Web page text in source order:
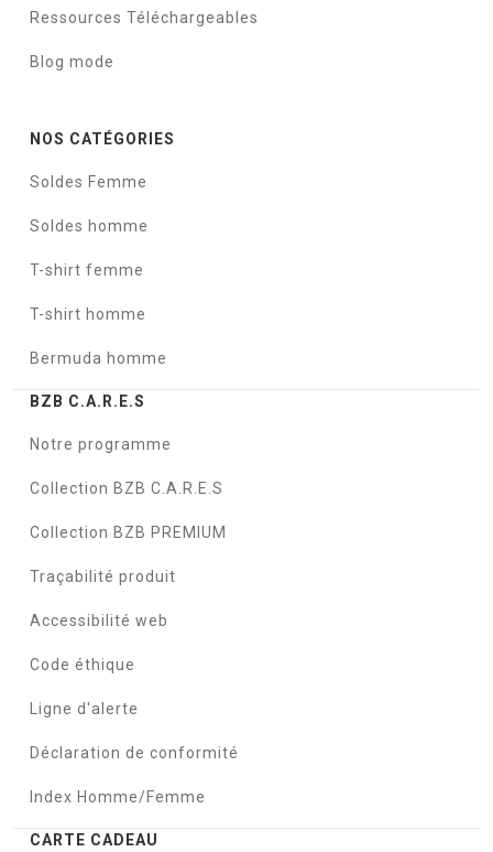
Ressources Téléchargeables
Blog mode
NOS CATÉGORIES
Soldes Femme
Soldes homme
T-shirt femme
T-shirt homme
Bermuda homme
BZB C.A.R.E.S
Notre programme
Collection BZB C.A.R.E.S
Collection BZB PREMIUM
Traçabilité produit
Accessibilité web
Code éthique
Ligne d'alerte
Déclaration de conformité
Index Homme/Femme
CARTE CADEAU